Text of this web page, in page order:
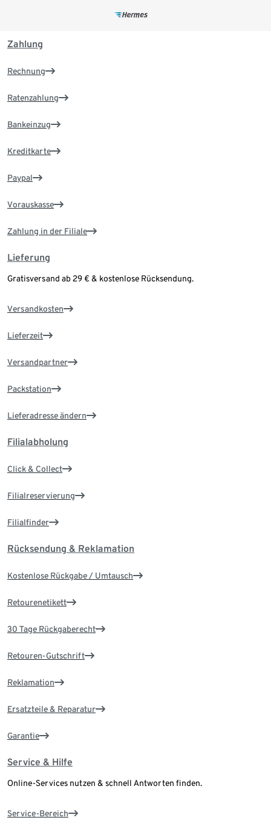
Zahlung
Rechnung
Ratenzahlung
Bankeinzug
Kreditkarte
Paypal
Vorauskasse
Zahlung in der Filiale
Lieferung
Gratisversand ab 29 € & kostenlose Rücksendung.
Versandkosten
Lieferzeit
Versandpartner
Packstation
Lieferadresse ändern
Filialabholung
Click & Collect
Filialreservierung
Filialfinder
Rücksendung & Reklamation
Kostenlose Rückgabe / Umtausch
Retourenetikett
30 Tage Rückgaberecht
Retouren-Gutschrift
Reklamation
Ersatzteile & Reparatur
Garantie
Service & Hilfe
Online-Services nutzen & schnell Antworten finden.
Service-Bereich